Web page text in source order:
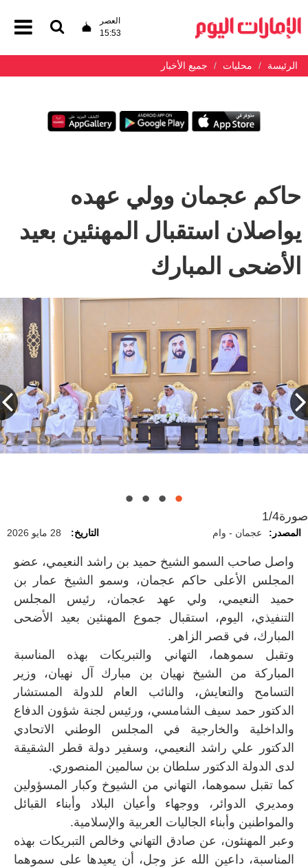
العصر
15:53
الرئيسة محليات جميع الأخبار
حاكم عجمان وولي عهده
يواصلان استقبال المهنئين بعيد
الأضحى المبارك
صورة1/4
المصدر: عجمان - وام التاريخ: 28 مايو 2026
واصل صاحب السمو الشيخ حميد بن راشد النعيمي، عضو
المجلس الأعلى حاكم عجمان، وسمو الشيخ عمار بن
حميد النعيمي، ولي عهد عجمان، رئيس المجلس
التنفيذي، اليوم، استقبال جموع المهنئين بعيد الأضحى
المبارك، في قصر الزاهر.
وتقبل سموهما، التهاني والتبريكات بهذه المناسبة
المباركة من الشيخ نهيان بن مبارك آل نهيان، وزير
التسامح والتعايش، والنائب العام للدولة المستشار
الدكتور حمد سيف الشامسي، ورئيس لجنة شؤون الدفاع
والداخلية والخارجية في المجلس الوطني الاتحادي
الدكتور علي راشد النعيمي، وسفير دولة قطر الشقيقة
لدى الدولة الدكتور سلطان بن سالمين المنصوري.
كما تقبل سموهما، التهاني من الشيوخ وكبار المسؤولين
ومديري الدوائر، ووجهاء وأعيان البلاد وأبناء القبائل
والمواطنين وأبناء الجاليات العربية والإسلامية.
وعبر المهنئون، عن صادق التهاني وخالص التبريكات بهذه
المناسبة، داعين الله عز وجل، أن يعيدها على سموهما